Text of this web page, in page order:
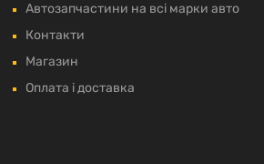
Автозапчастини на всі марки авто
Контакти
Магазин
Оплата і доставка